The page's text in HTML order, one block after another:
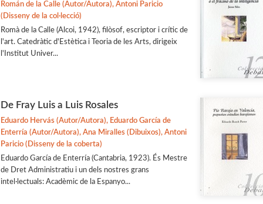
Román de la Calle (Autor/Autora), Antoni Paricio
(Disseny de la col·lecció)
Romà de la Calle (Alcoi, 1942), filòsof, escriptor i crític de
l'art. Catedràtic d'Estètica i Teoria de les Arts, dirigeix
l'Institut Univer...
De Fray Luis a Luis Rosales
Eduardo Hervás (Autor/Autora), Eduardo García de
Enterría (Autor/Autora), Ana Miralles (Dibuixos), Antoni
Paricio (Disseny de la coberta)
Eduardo García de Enterría (Cantabria, 1923). És Mestre
de Dret Administratiu i un dels nostres grans
intel·lectuals: Acadèmic de la Espanyo...